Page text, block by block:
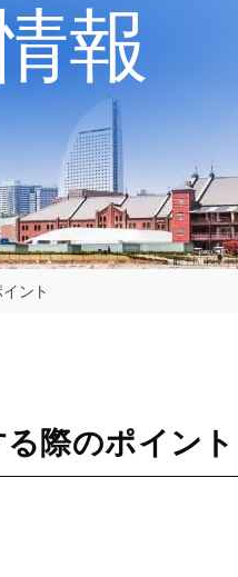
報
ント
際のポイント